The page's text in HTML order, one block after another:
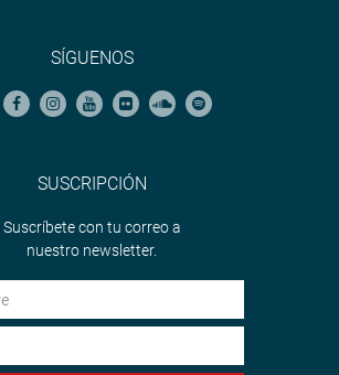
SÍGUENOS
SUSCRIPCIÓN
Suscríbete con tu correo a
nuestro newsletter.